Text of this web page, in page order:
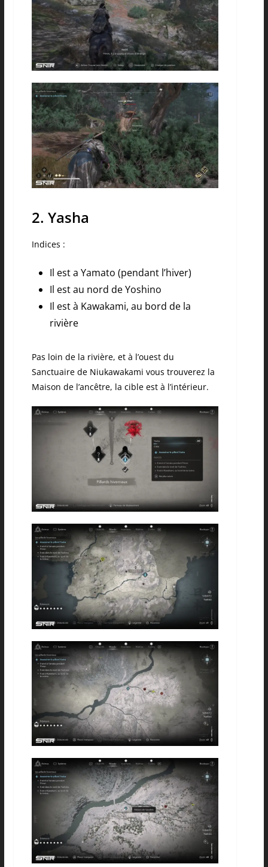
2. Yasha
Indices :
Il est a Yamato (pendant l’hiver)
Il est au nord de Yoshino
Il est à Kawakami, au bord de la
rivière
Pas loin de la rivière, et à l’ouest du
Sanctuaire de Niukawakami vous trouverez la
Maison de l’ancêtre, la cible est à l’intérieur.